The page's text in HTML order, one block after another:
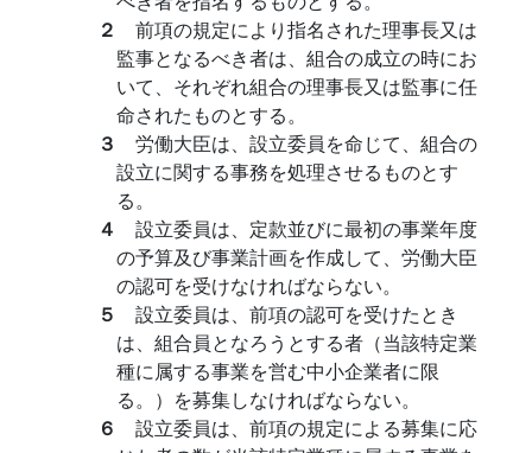
２ 前項の規定により指名された理事長又は
監事となるべき者は、組合の成立の時にお
いて、それぞれ組合の理事長又は監事に任
命されたものとする。
３ 労働大臣は、設立委員を命じて、組合の
設立に関する事務を処理させるものとす
る。
４ 設立委員は、定款並びに最初の事業年度
の予算及び事業計画を作成して、労働大臣
の認可を受けなければならない。
５ 設立委員は、前項の認可を受けたとき
は、組合員となろうとする者（当該特定業
種に属する事業を営む中小企業者に限
る。）を募集しなければならない。
６ 設立委員は、前項の規定による募集に応